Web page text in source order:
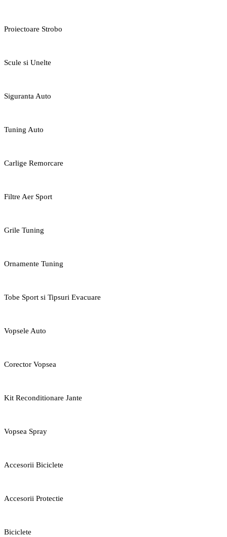
Proiectoare Strobo
Scule si Unelte
Siguranta Auto
Tuning Auto
Carlige Remorcare
Filtre Aer Sport
Grile Tuning
Ornamente Tuning
Tobe Sport si Tipsuri Evacuare
Vopsele Auto
Corector Vopsea
Kit Reconditionare Jante
Vopsea Spray
Accesorii Biciclete
Accesorii Protectie
Biciclete